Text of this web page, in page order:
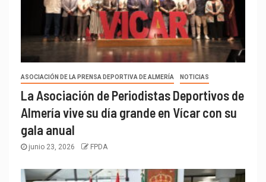
ASOCIACIÓN DE LA PRENSA DEPORTIVA DE ALMERÍA NOTICIAS
La Asociación de Periodistas Deportivos de
Almería vive su día grande en Vícar con su
gala anual
junio 23, 2026 FPDA